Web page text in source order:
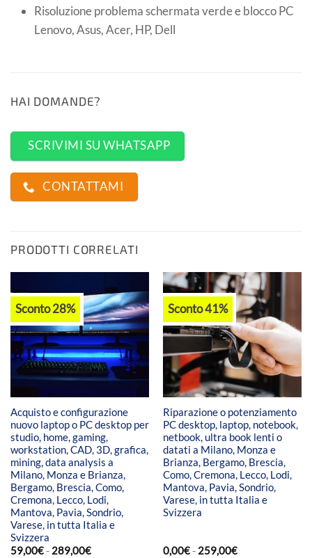
Risoluzione problema schermata verde e blocco PC
Lenovo, Asus, Acer, HP, Dell
HAI DOMANDE?
SCRIVIMI SU WHATSAPP
CONTATTAMI
PRODOTTI CORRELATI
Sconto 28%
Acquisto e configurazione
nuovo laptop o PC desktop per
studio, home, gaming,
workstation, CAD, 3D, grafica,
mining, data analysis a
Milano, Monza e Brianza,
Bergamo, Brescia, Como,
Cremona, Lecco, Lodi,
Mantova, Pavia, Sondrio,
Varese, in tutta Italia e
Svizzera
59,00€- 289,00€Fascia
Sconto 41%
Riparazione o potenziamento
PC desktop, laptop, notebook,
netbook, ultra book lenti o
datati a Milano, Monza e
Brianza, Bergamo, Brescia,
Como, Cremona, Lecco, Lodi,
Mantova, Pavia, Sondrio,
Varese, in tutta Italia e
Svizzera
0,00€- 259,00€Fascia